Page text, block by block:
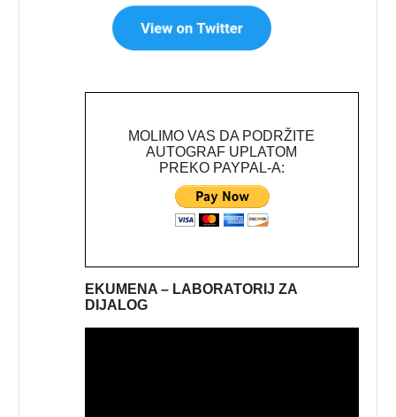
MOLIMO VAS DA PODRŽITE
AUTOGRAF UPLATOM
PREKO PAYPAL-A:
EKUMENA – LABORATORIJ ZA
DIJALOG